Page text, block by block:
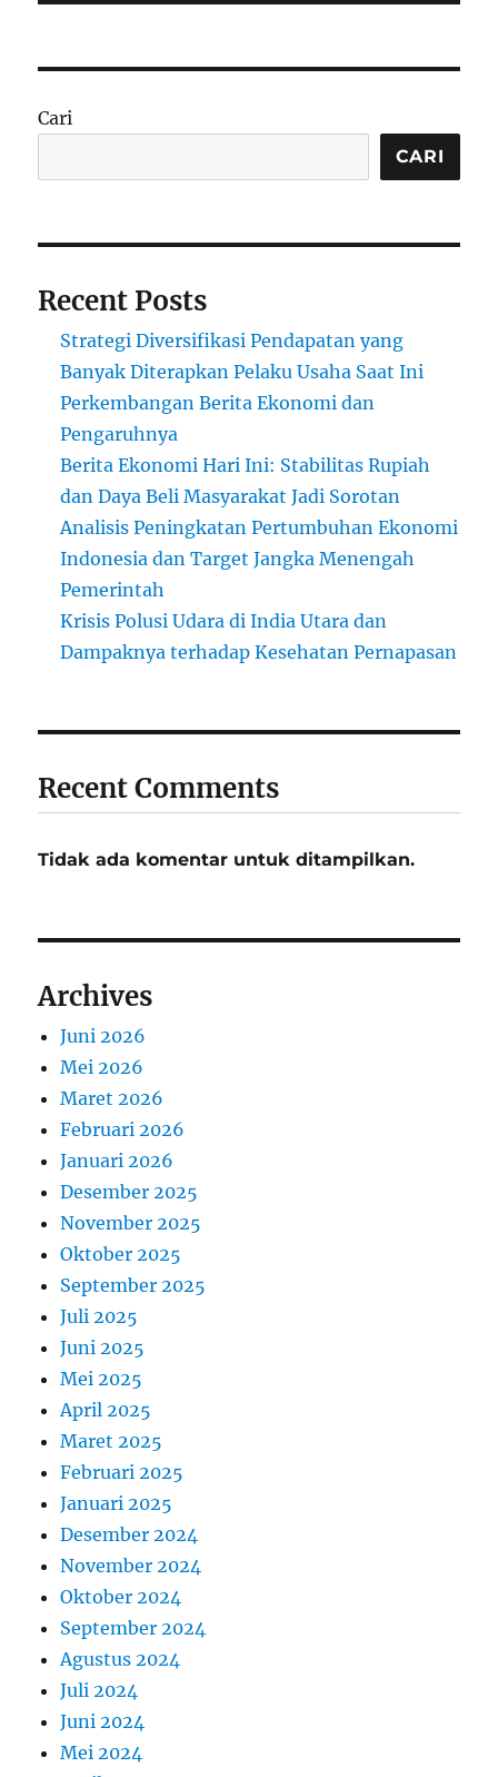
Cari
CARI
Recent Posts
Strategi Diversifikasi Pendapatan yang
Banyak Diterapkan Pelaku Usaha Saat Ini
Perkembangan Berita Ekonomi dan
Pengaruhnya
Berita Ekonomi Hari Ini: Stabilitas Rupiah
dan Daya Beli Masyarakat Jadi Sorotan
Analisis Peningkatan Pertumbuhan Ekonomi
Indonesia dan Target Jangka Menengah
Pemerintah
Krisis Polusi Udara di India Utara dan
Dampaknya terhadap Kesehatan Pernapasan
Recent Comments
Tidak ada komentar untuk ditampilkan.
Archives
Juni 2026
Mei 2026
Maret 2026
Februari 2026
Januari 2026
Desember 2025
November 2025
Oktober 2025
September 2025
Juli 2025
Juni 2025
Mei 2025
April 2025
Maret 2025
Februari 2025
Januari 2025
Desember 2024
November 2024
Oktober 2024
September 2024
Agustus 2024
Juli 2024
Juni 2024
Mei 2024